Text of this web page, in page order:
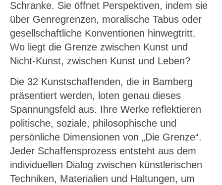
Schranke. Sie öffnet Perspektiven, indem sie
über Genregrenzen, moralische Tabus oder
gesellschaftliche Konventionen hinwegtritt.
Wo liegt die Grenze zwischen Kunst und
Nicht-Kunst, zwischen Kunst und Leben?
Die 32 Kunstschaffenden, die in Bamberg
präsentiert werden, loten genau dieses
Spannungsfeld aus. Ihre Werke reflektieren
politische, soziale, philosophische und
persönliche Dimensionen von „Die Grenze“.
Jeder Schaffensprozess entsteht aus dem
individuellen Dialog zwischen künstlerischen
Techniken, Materialien und Haltungen, um